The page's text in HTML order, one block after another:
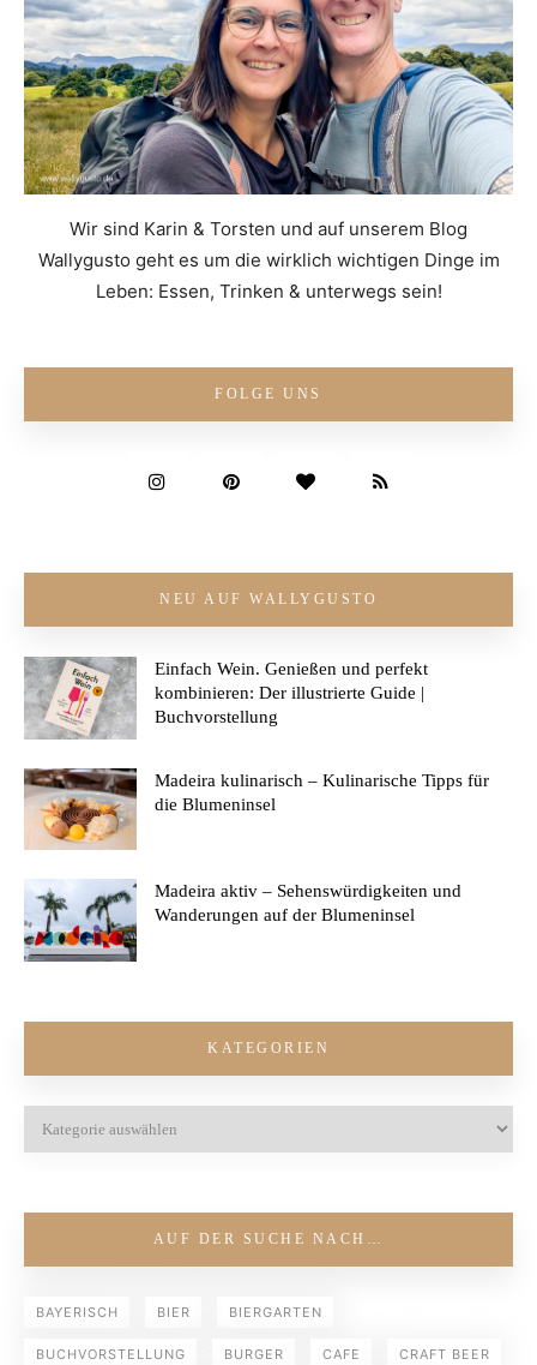
Wir sind Karin & Torsten und auf unserem Blog
Wallygusto geht es um die wirklich wichtigen Dinge im
Leben: Essen, Trinken & unterwegs sein!
FOLGE UNS
NEU AUF WALLYGUSTO
Einfach Wein. Genießen und perfekt
kombinieren: Der illustrierte Guide |
Buchvorstellung
Madeira kulinarisch – Kulinarische Tipps für
die Blumeninsel
Madeira aktiv – Sehenswürdigkeiten und
Wanderungen auf der Blumeninsel
KATEGORIEN
AUF DER SUCHE NACH…
BAYERISCH BIER BIERGARTEN
BUCHVORSTELLUNG BURGER CAFE CRAFT BEER